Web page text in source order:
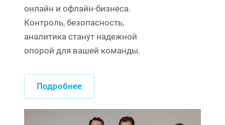
онлайн и офлайн-бизнеса.
Контроль, безопасность,
аналитика станут надежной
опорой для вашей команды.
Подробнее